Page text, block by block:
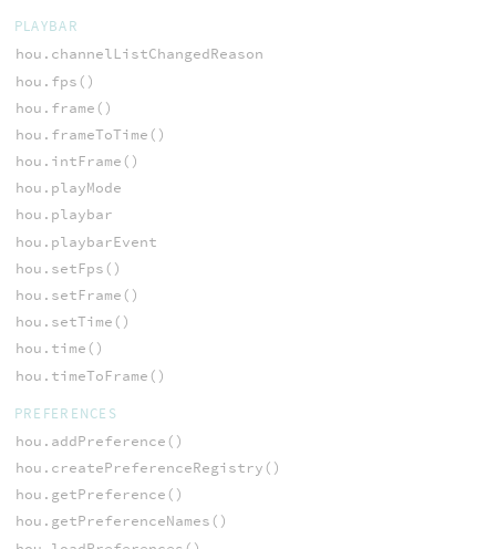
PLAYBAR
hou.channelListChangedReason
hou.fps()
hou.frame()
hou.frameToTime()
hou.intFrame()
hou.playMode
hou.playbar
hou.playbarEvent
hou.setFps()
hou.setFrame()
hou.setTime()
hou.time()
hou.timeToFrame()
PREFERENCES
hou.addPreference()
hou.createPreferenceRegistry()
hou.getPreference()
hou.getPreferenceNames()